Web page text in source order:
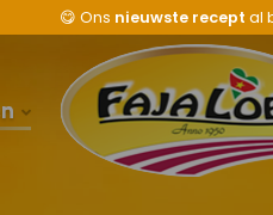
😋 Ons nieuwste recept al